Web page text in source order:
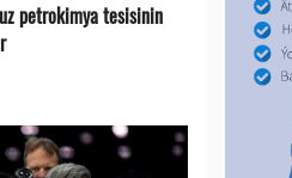
petrokimya tesisinin